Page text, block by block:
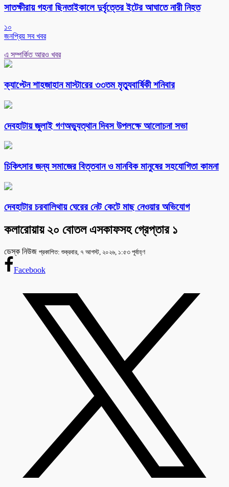
সাতক্ষীরায় গহনা ছিনতাইকালে দুর্বৃত্তের ইটের আঘাতে নারী নিহত
১০
জনপ্রিয় সব খবর
এ সম্পর্কিত আরও খবর
ক্যাপ্টেন শাহজাহান মাস্টারের ৩৩তম মৃত্যুবার্ষিকী শনিবার
দেবহাটায় জুলাই গণঅভ্যুত্থান দিবস উপলক্ষে আলোচনা সভা
চিকিৎসার জন্য সমাজের বিত্তবান ও মানবিক মানুষের সহযোগিতা কামনা
দেবহাটার চরবালিথায় ঘেরের নেট কেটে মাছ নেওয়ার অভিযোগ
কলারোয়ায় ২০ বোতল এসকাফসহ গ্রেপ্তার ১
ডেস্ক নিউজ প্রকাশিত: শুক্রবার, ৭ আগস্ট, ২০২৬, ১:৫৩ পূর্বাহ্ণ
Facebook